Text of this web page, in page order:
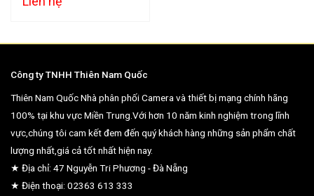
Công ty TNHH Thiên Nam Quốc
Thiên Nam Quốc Nhà phân phối Camera và thiết bị mạng chính hãng
100% tại khu vực Miền Trung.Với hơn 10 năm kinh nghiệm trong lĩnh
vực,chúng tôi cam kết đem đến quý khách hàng những sản phẩm chất
lượng nhất,giá cả tốt nhất hiện nay.
★ Địa chỉ: 47 Nguyễn Tri Phương - Đà Nẵng
★ Điện thoại: 02363 613 333